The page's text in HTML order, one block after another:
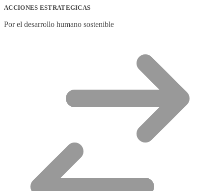
ACCIONES ESTRATEGICAS
Por el desarrollo humano sostenible